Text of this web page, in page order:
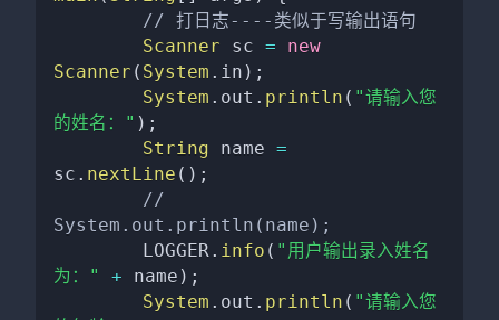
// 打日志----类似于写输出语句
Scanner sc =
new
Scanner ( System . in ) ;
System . out . println ( "请输入您
的姓名：" ) ;
String name =
sc . nextLine ( ) ;
//
System.out.println(name);
        LOGGER
. info ( "用户输出录入姓名
为："
+ name ) ;
System . out . println ( "请输入您